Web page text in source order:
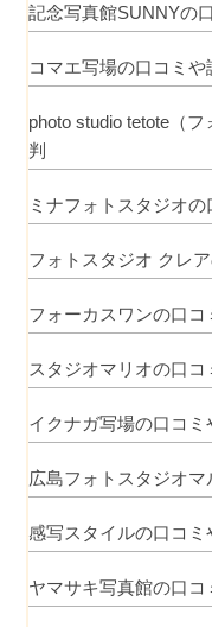
記念写真館SUNNYの
コマエ写場の口コミ
photo studio tetote（
判
ミナフォトスタジオの
フォトスタジオ クレ
フォーカスワンの口
スタジオマリオの口コ
イクナガ写場の口コミ
広島フォトスタジオマ
感写スタイルの口コミ
ヤマサキ写真館の口コ